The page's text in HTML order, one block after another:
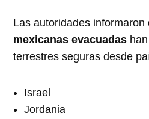
Las autoridades
mexicanas evacuadas
terrestres seguras desde
Israel
Jordania